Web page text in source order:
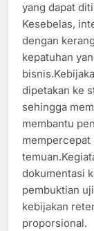
yang dapat
Kesebelas,
dengan
kepatuhan
dipetakan ke
sehingga
membantu
mempercepat
dokumentasi
pembuktian
kebijakan
proporsional.